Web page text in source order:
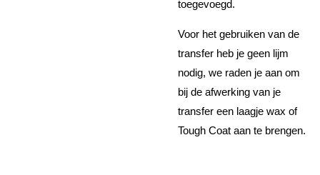
toegevoegd.
Voor het gebruiken van de
transfer heb je geen lijm
nodig, we raden je aan om
bij de afwerking van je
transfer een laagje wax of
Tough Coat aan te brengen.